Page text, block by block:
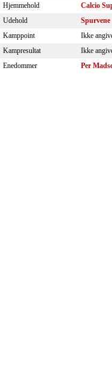
Hjemmehold
Calcio
Udehold
Spurvene
Kamppoint
Ikke
Kampresultat
Ikke
Enedommer
Per